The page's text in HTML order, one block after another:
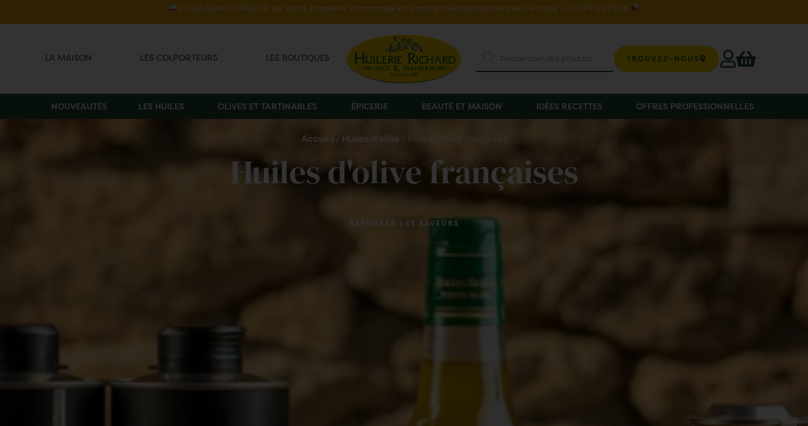
LIVRAISON OFFERTE sur votre première commande en France métropolitaine avec le code : LIVOFFERTE26
LA MAISON LES COLPORTEURS LES BOUTIQUES TROUVEZ-NOUS
NOUVEAUTÉS LES HUILES OLIVES ET TARTINABLES ÉPICERIE BEAUTÉ ET MAISON IDÉES RECETTES OFFRES PROFESSIONNELLES
Accueil / Huiles d'olive / Huiles d'olive françaises
Huiles d'olive françaises
EXPLORER LES SAVEURS